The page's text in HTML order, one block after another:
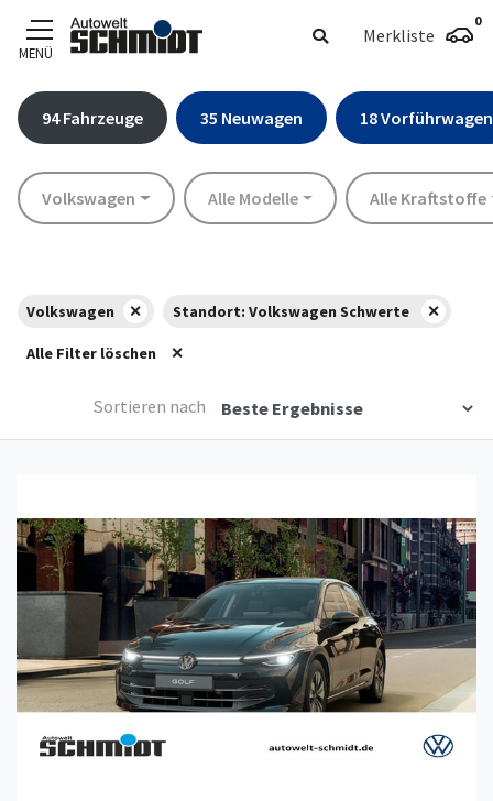
MENÜ
Merkliste
0
94Fahrzeuge 35 Neuwagen 18Vorführwagen
MarkeVolkswagen ModellAlle Modelle Kraftstoff
Alle Kraftstoffe
Volkswagen Standort: Volkswagen Schwerte
Alle Filter löschen
Sortieren nach